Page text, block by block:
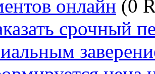
онлайн (0
срочный